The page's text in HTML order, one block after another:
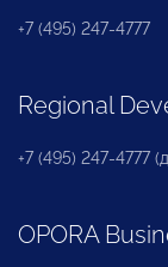
+7 (495) 247-4777
Regional
+7 (495) 247-4777
OPORA